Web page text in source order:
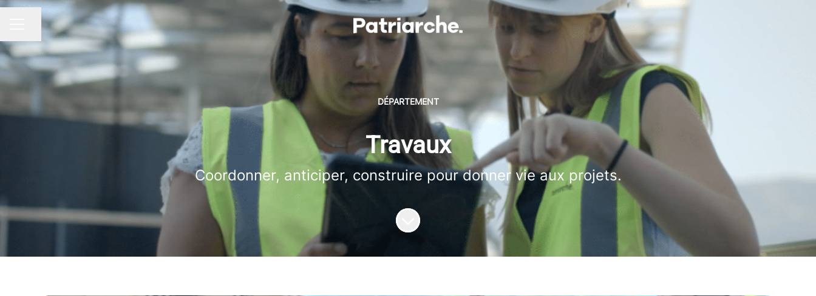
MENU CARRIÈRE
Partager la page
DÉPARTEMENT
Travaux
Coordonner, anticiper, construire pour donner vie aux projets.
Faire défiler jusqu'au contenu